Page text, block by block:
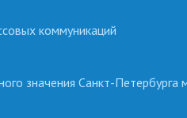
коммуникаций
значения Санкт-Петербурга